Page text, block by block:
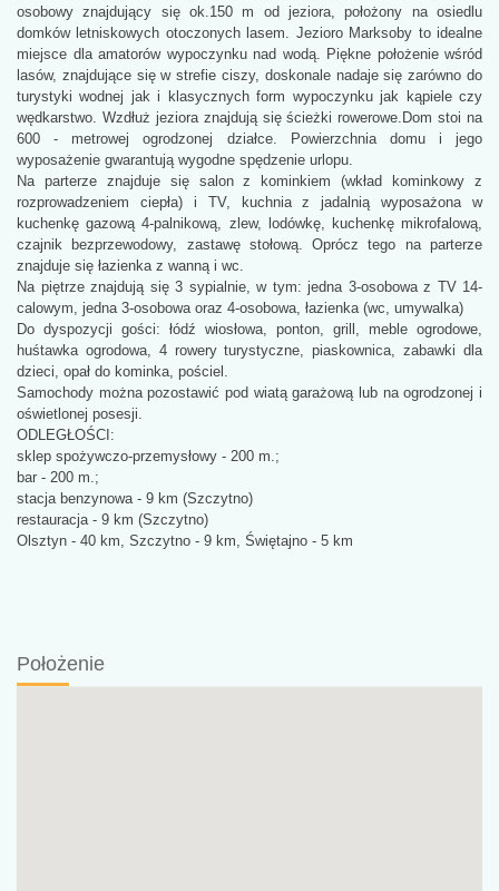
osobowy znajdujący się ok.150 m od jeziora, położony na osiedlu
domków letniskowych otoczonych lasem. Jezioro Marksoby to idealne
miejsce dla amatorów wypoczynku nad wodą. Piękne położenie wśród
lasów, znajdujące się w strefie ciszy, doskonale nadaje się zarówno do
turystyki wodnej jak i klasycznych form wypoczynku jak kąpiele czy
wędkarstwo. Wzdłuż jeziora znajdują się ścieżki rowerowe.Dom stoi na
600 - metrowej ogrodzonej działce. Powierzchnia domu i jego
wyposażenie gwarantują wygodne spędzenie urlopu.
Na parterze znajduje się salon z kominkiem (wkład kominkowy z
rozprowadzeniem ciepła) i TV, kuchnia z jadalnią wyposażona w
kuchenkę gazową 4-palnikową, zlew, lodówkę, kuchenkę mikrofalową,
czajnik bezprzewodowy, zastawę stołową. Oprócz tego na parterze
znajduje się łazienka z wanną i wc.
Na piętrze znajdują się 3 sypialnie, w tym: jedna 3-osobowa z TV 14-
calowym, jedna 3-osobowa oraz 4-osobowa, łazienka (wc, umywalka)
Do dyspozycji gości: łódź wiosłowa, ponton, grill, meble ogrodowe,
huśtawka ogrodowa, 4 rowery turystyczne, piaskownica, zabawki dla
dzieci, opał do kominka, pościel.
Samochody można pozostawić pod wiatą garażową lub na ogrodzonej i
oświetlonej posesji.
ODLEGŁOŚCI:
sklep spożywczo-przemysłowy - 200 m.;
bar - 200 m.;
stacja benzynowa - 9 km (Szczytno)
restauracja - 9 km (Szczytno)
Olsztyn - 40 km, Szczytno - 9 km, Świętajno - 5 km
Położenie